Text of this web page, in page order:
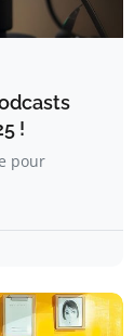
!
pour